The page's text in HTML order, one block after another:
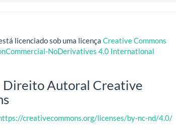
licenciado sob uma licençaCreative Commons
NoDerivatives 4.0 International
Direito Autoral Creative
creativecommons.org/licenses/by-nc-nd/4.0/